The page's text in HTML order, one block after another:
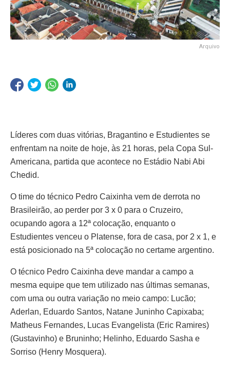
Arquivo
Líderes com duas vitórias, Bragantino e Estudientes se
enfrentam na noite de hoje, às 21 horas, pela Copa Sul-
Americana, partida que acontece no Estádio Nabi Abi
Chedid.
O time do técnico Pedro Caixinha vem de derrota no
Brasileirão, ao perder por 3 x 0 para o Cruzeiro,
ocupando agora a 12ª colocação, enquanto o
Estudientes venceu o Platense, fora de casa, por 2 x 1, e
está posicionado na 5ª colocação no certame argentino.
O técnico Pedro Caixinha deve mandar a campo a
mesma equipe que tem utilizado nas últimas semanas,
com uma ou outra variação no meio campo: Lucão;
Aderlan, Eduardo Santos, Natane Juninho Capixaba;
Matheus Fernandes, Lucas Evangelista (Eric Ramires)
(Gustavinho) e Bruninho; Helinho, Eduardo Sasha e
Sorriso (Henry Mosquera).